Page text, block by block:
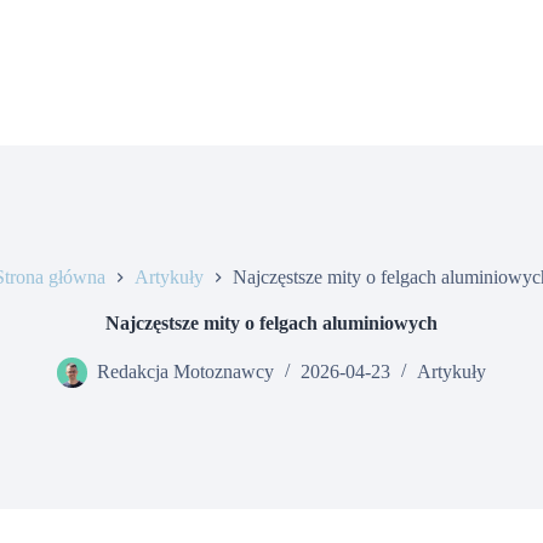
główna Artykuły Najczęstsze mity o felgach
Najczęstsze mity o felgach aluminiowych
Redakcja Motoznawcy 2026-04-23 Artykuły